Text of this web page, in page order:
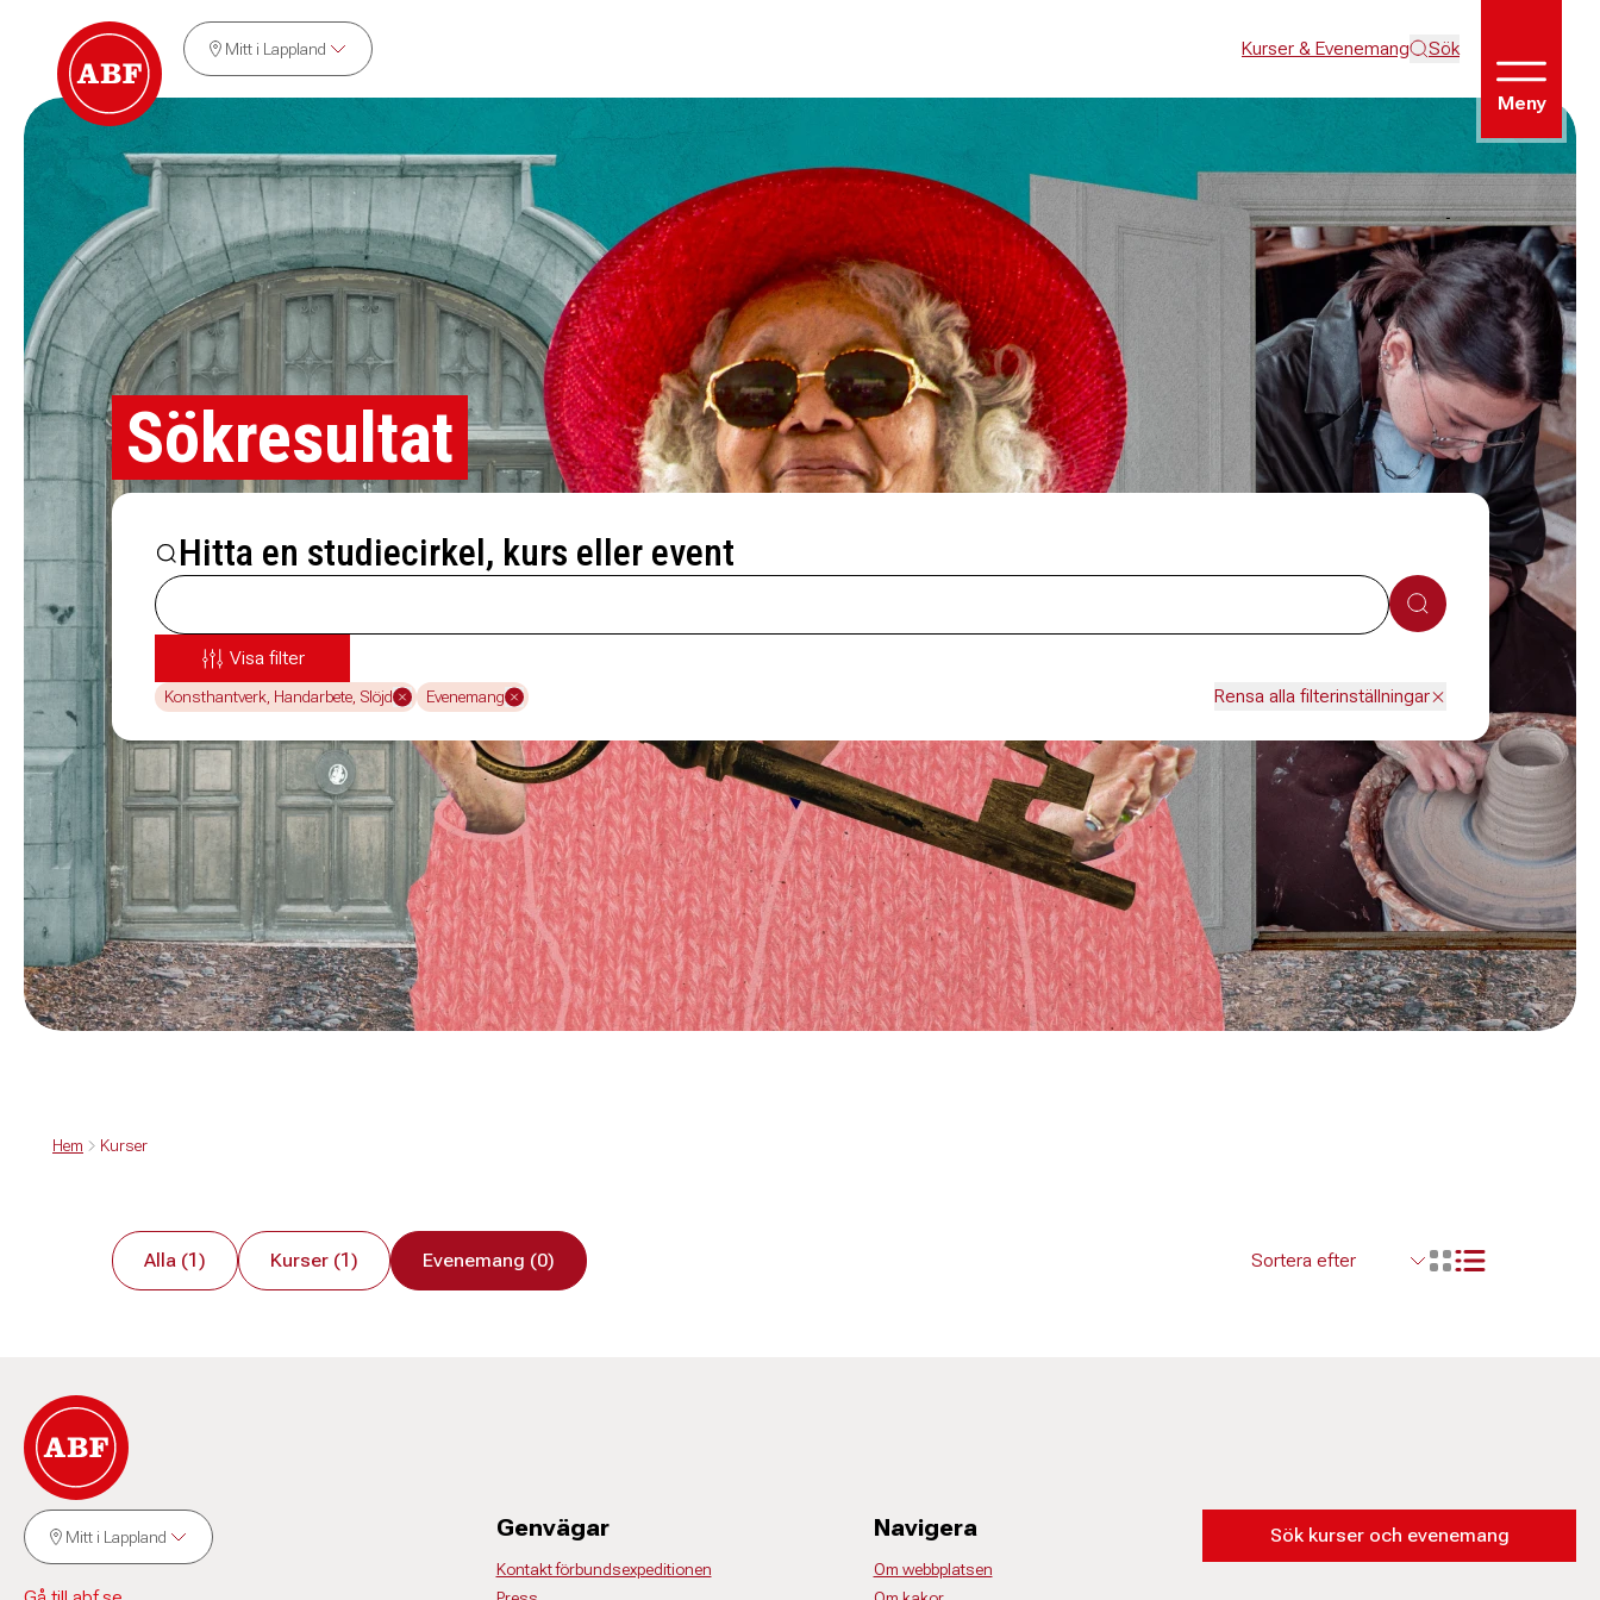
Mitt i Lappland Kurser & Evenemang Sök
Meny
Sökresultat
Hitta en studiecirkel, kurs eller event
Sök
Visa filter
Konsthantverk, Handarbete, Slöjd Evenemang Rensa alla filterinställningar
Hem Kurser
Alla (1) Kurser (1) Evenemang (0) Visa resultaten i ett
Visa resultaten
Mitt i Lappland Genvägar
Kontakt förbundsexpeditionen
Navigera
Om webbplatsen
Sök kurser och evenemang